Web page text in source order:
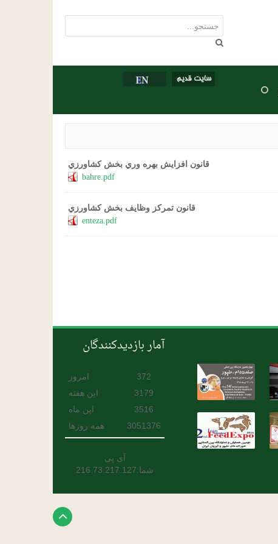
قانون افزايش بهره وري بخش کشاورزي
bahre.pdf
قانون تمرکز وظايف بخش کشاورزي
enteza.pdf
آمار بازدیدکنندگان
امروز
این هفته
این ماه
همه روزها
372
3179
3516
3051376
آی پی
شما:216.73.217.127